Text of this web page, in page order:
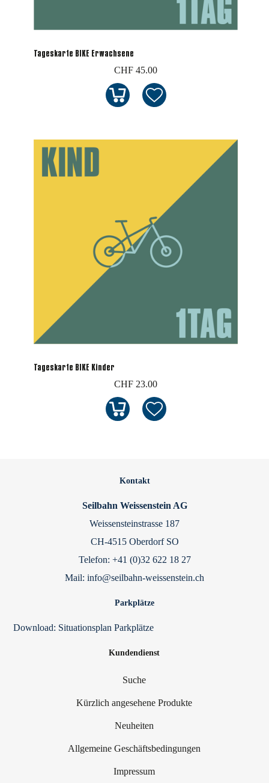
Tageskarte BIKE Erwachsene
CHF 45.00
Tageskarte BIKE Kinder
CHF 23.00
Kontakt
Seilbahn Weissenstein AG
Weissensteinstrasse 187
CH-4515 Oberdorf SO
Telefon: +41 (0)32 622 18 27
Mail: info@seilbahn-weissenstein.ch
Parkplätze
Download: Situationsplan Parkplätze
Kundendienst
Suche
Kürzlich angesehene Produkte
Neuheiten
Allgemeine Geschäftsbedingungen
Impressum